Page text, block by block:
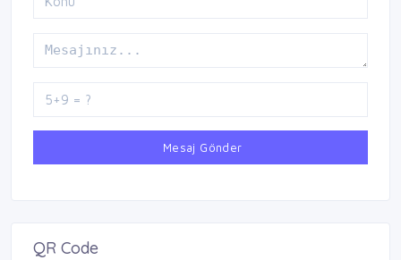
Mesaj Gönder
QR Code